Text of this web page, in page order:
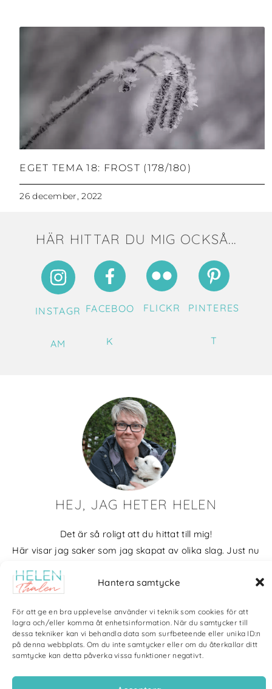
Hantera samtycke
För att ge en bra upplevelse använder vi teknik som cookies för att
lagra och/eller komma åt enhetsinformation. När du samtycker till
dessa tekniker kan vi behandla data som surfbeteende eller unika ID:n
på denna webbplats. Om du inte samtycker eller om du återkallar ditt
samtycke kan detta påverka vissa funktioner negativt.
EGET TEMA 18: FROST (178/180)
26 december, 2022
HÄR HITTAR DU MIG OCKSÅ...
INSTAGR
AM
FACEBOO
K
FLICKR PINTERES
T
HEJ, JAG HETER HELEN
Det är så roligt att du hittat till mig!
Här visar jag saker som jag skapat av olika slag. Just nu
kärlek till naturen och min vackra hund. Men också lite
Bloggarkiv